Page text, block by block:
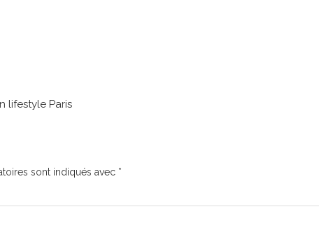
lifestyle Paris
sont indiqués avec *